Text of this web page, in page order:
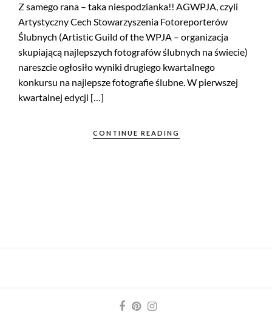
Z samego rana – taka niespodzianka!! AGWPJA, czyli
Artystyczny Cech Stowarzyszenia Fotoreporterów
Ślubnych (Artistic Guild of the WPJA – organizacja
skupiającą najlepszych fotografów ślubnych na świecie)
nareszcie ogłosiło wyniki drugiego kwartalnego
konkursu na najlepsze fotografie ślubne. W pierwszej
kwartalnej edycji […]
CONTINUE READING